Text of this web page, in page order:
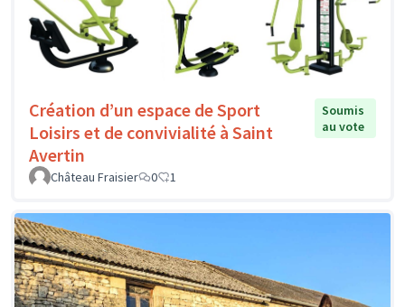
Création d’un espace de Sport
Loisirs et de convivialité à Saint
Avertin
Soumis
au vote
Château Fraisier 0 1